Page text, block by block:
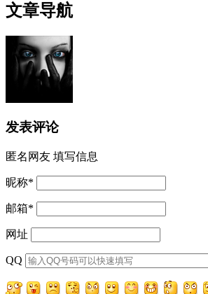
文章导航
发表评论
匿名网友 填写信息
昵称*
邮箱*
网址
QQ